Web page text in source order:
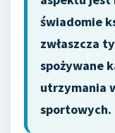
świadomie
zwłaszcza
spożywane
utrzymania
sportowych.